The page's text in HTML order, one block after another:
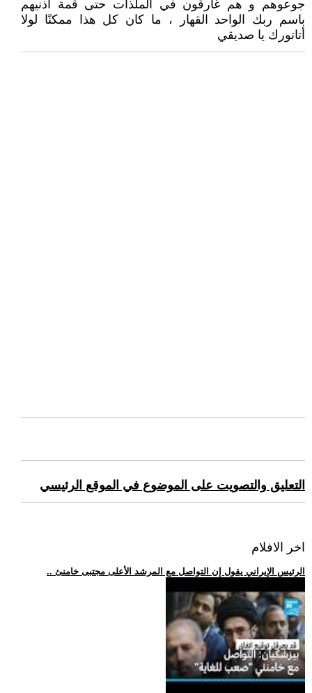
جوعوهم و هم غارقون في الملذات حتى قمة أذنيهم
باسم ربك الواحد القهار ، ما كان كل هذا ممكنًا لولا
أتاتورك يا صديقي
التعليق والتصويت على الموضوع في الموقع الرئيسي
اخر الافلام
.. الرئيس الإيراني يقول إن التواصل مع المرشد الأعلى مجتبى خامنئ